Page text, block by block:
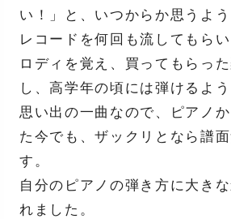
い！」と、いつからか思うよう
レコードを何回も流してもら
ロディを覚え、買ってもらっ
し、高学年の頃には弾けるよう
思い出の一曲なので、ピアノ
た今でも、ザックリとなら譜
す。
自分のピアノの弾き方に大き
れました。